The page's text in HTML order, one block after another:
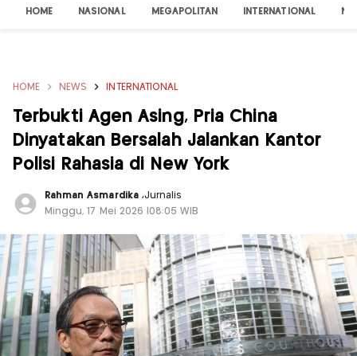
HOME NASIONAL MEGAPOLITAN INTERNATIONAL
HOME NEWS INTERNATIONAL
Terbukti Agen Asing, Pria China
Dinyatakan Bersalah Jalankan Kantor
Polisi Rahasia di New York
Rahman Asmardika ,Jurnalis
Minggu, 17 Mei 2026 |08:05 WIB